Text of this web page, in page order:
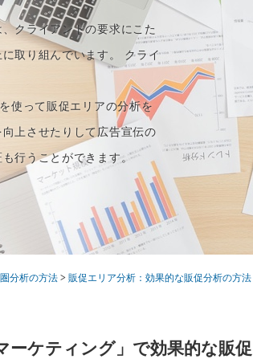
クライアントの要求にこた
取り組んでいます。 クライ
使って販促エリアの分析を
上させたりして広告宣伝の
行うことができます。
分析の方法 >販促エリア分析：効果的な販促分析の方法
ーケティング」で効果的な販促